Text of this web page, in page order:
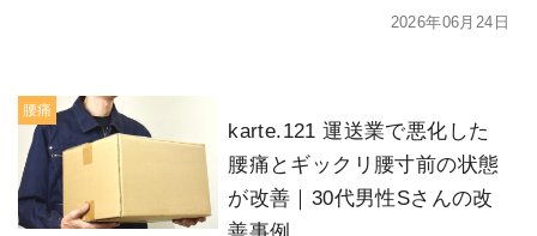
2026年06月24日
腰痛
karte.121 運送業で悪化した
腰痛とギックリ腰寸前の状態
が改善｜30代男性Sさんの改